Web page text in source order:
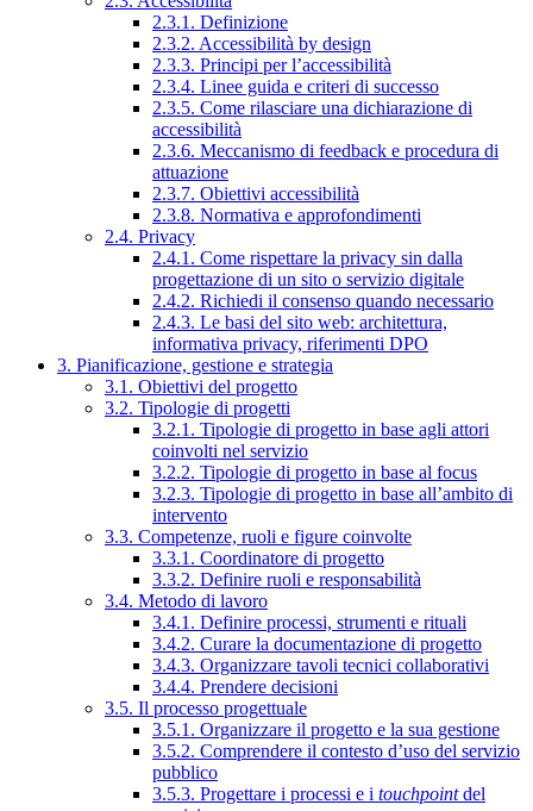
2.3.1. Definizione
2.3.2. Accessibilità by design
2.3.3. Principi per l’accessibilità
2.3.4. Linee guida e criteri di successo
2.3.5. Come rilasciare una dichiarazione di
accessibilità
2.3.6. Meccanismo di feedback e procedura di
attuazione
2.3.7. Obiettivi accessibilità
2.3.8. Normativa e approfondimenti
2.4. Privacy
2.4.1. Come rispettare la privacy sin dalla
progettazione di un sito o servizio digitale
2.4.2. Richiedi il consenso quando necessario
2.4.3. Le basi del sito web: architettura,
informativa privacy, riferimenti DPO
3. Pianificazione, gestione e strategia
3.1. Obiettivi del progetto
3.2. Tipologie di progetti
3.2.1. Tipologie di progetto in base agli attori
coinvolti nel servizio
3.2.2. Tipologie di progetto in base al focus
3.2.3. Tipologie di progetto in base all’ambito di
intervento
3.3. Competenze, ruoli e figure coinvolte
3.3.1. Coordinatore di progetto
3.3.2. Definire ruoli e responsabilità
3.4. Metodo di lavoro
3.4.1. Definire processi, strumenti e rituali
3.4.2. Curare la documentazione di progetto
3.4.3. Organizzare tavoli tecnici collaborativi
3.4.4. Prendere decisioni
3.5. Il processo progettuale
3.5.1. Organizzare il progetto e la sua gestione
3.5.2. Comprendere il contesto d’uso del servizio
pubblico
3.5.3. Progettare i processi e i touchpointdel